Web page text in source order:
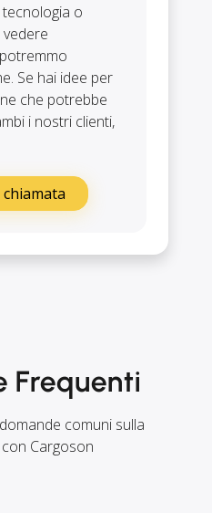
o
Se hai idee per
che potrebbe
i nostri clienti,
Frequenti
comuni sulla
Cargoson